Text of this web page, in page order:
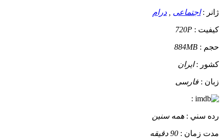
ژانر :اجتماعی درام
کيفيت : 720P
حجم : 884MB
کشور :ایران
زبان : فارسی
:
رده سني : همه سنین
مدت زمان : 90 دقیقه